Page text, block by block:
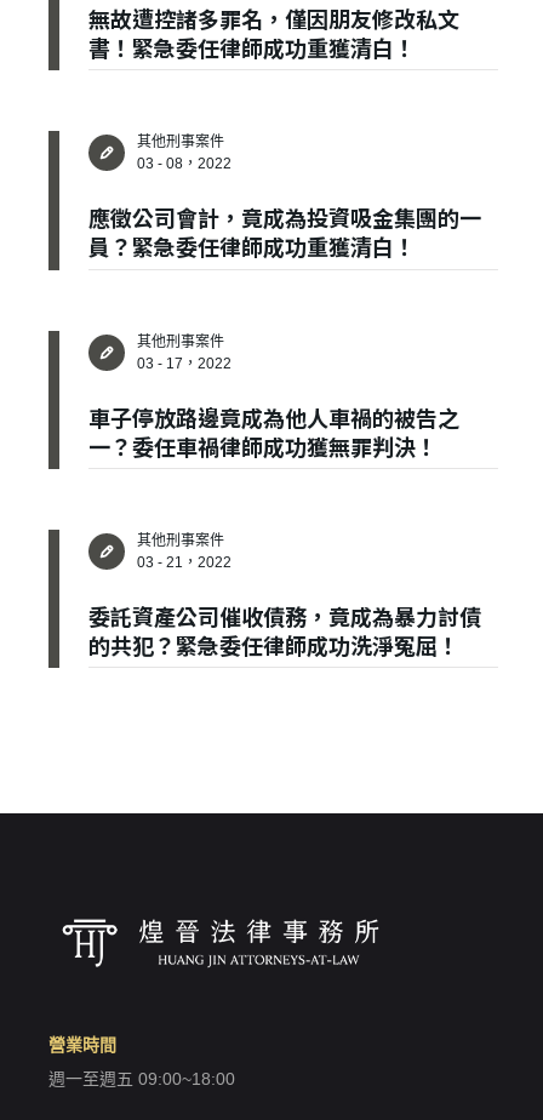
登 入
建立專屬帳號
只要再完成幾個步驟，即可完成帳號的註冊程序，
無故遭控諸多罪名，僅因朋友修改私文
書！緊急委任律師成功重獲清白！
其他刑事案件
03 - 08，2022
應徵公司會計，竟成為投資吸金集團的一
員？緊急委任律師成功重獲清白！
其他刑事案件
03 - 17，2022
車子停放路邊竟成為他人車禍的被告之
一？委任車禍律師成功獲無罪判決！
其他刑事案件
03 - 21，2022
委託資產公司催收債務，竟成為暴力討債
的共犯？緊急委任律師成功洗淨冤屈！
營業時間
週一至週五 09:00~18:00